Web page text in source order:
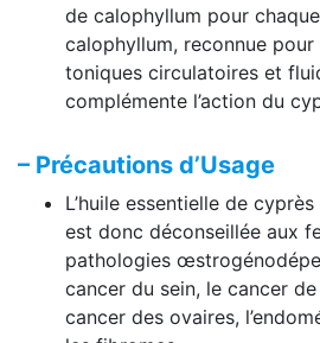
de calophyllum pour
calophyllum, reconnue
toniques circulatoires et
complémente l’action du
– Précautions d’Usage
L’huile essentielle de
est donc déconseillée aux
pathologies
cancer du sein, le cancer de
cancer des ovaires,